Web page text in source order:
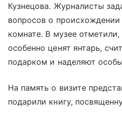
Кузнецова. Журналисты
вопросов о происхождении
комнате. В музее
особенно ценят янтарь,
подарком и наделяют
На память о визите
подарили книгу,